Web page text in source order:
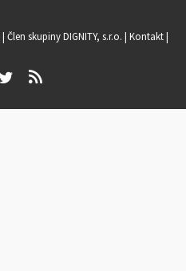
| Člen skupiny DIGNITY, s.r.o. | Kontakt|